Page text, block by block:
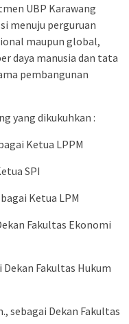
UBP Karawang
menuju perguruan
maupun global,
daya manusia dan tata
pembangunan
yang dikukuhkan :
Ketua LPPM
SPI
Ketua LPM
Fakultas Ekonomi
Dekan Fakultas Hukum
sebagai Dekan Fakultas